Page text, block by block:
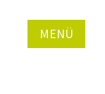
MENÜ